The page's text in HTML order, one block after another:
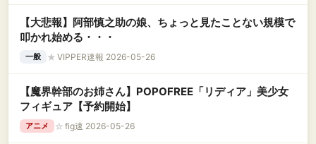
【大悲報】阿部慎之助の娘、ちょっと見たことない規模で
叩かれ始める・・・
一般 ★ VIPPER速報 2026-05-26
【魔界幹部のお姉さん】POPOFREE「リディア」美少女
フィギュア【予約開始】
アニメ ☆ fig速 2026-05-26